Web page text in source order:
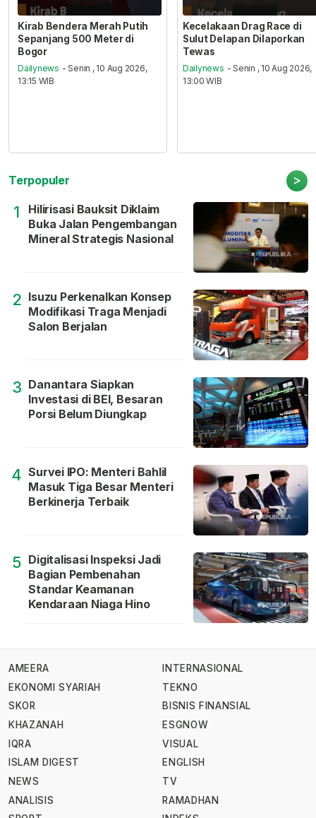
Kirab Bendera Merah Putih
Sepanjang 500 Meter di
Bogor
Dailynews - Senin , 10 Aug 2026,
13:15 WIB
Kecelakaan Drag Race di
Sulut Delapan Dilaporkan
Tewas
Dailynews - Senin , 10 Aug 2026,
13:00 WIB
Terpopuler >
1
Hilirisasi Bauksit Diklaim
Buka Jalan Pengembangan
Mineral Strategis Nasional
2 Isuzu Perkenalkan Konsep
Modifikasi Traga Menjadi
Salon Berjalan
3 Danantara Siapkan
Investasi di BEI, Besaran
Porsi Belum Diungkap
4 Survei IPO: Menteri Bahlil
Masuk Tiga Besar Menteri
Berkinerja Terbaik
5 Digitalisasi Inspeksi Jadi
Bagian Pembenahan
Standar Keamanan
Kendaraan Niaga Hino
AMEERA
EKONOMI SYARIAH
SKOR
KHAZANAH
IQRA
ISLAM DIGEST
NEWS
ANALISIS
INTERNASIONAL
TEKNO
BISNIS FINANSIAL
ESGNOW
VISUAL
ENGLISH
TV
RAMADHAN